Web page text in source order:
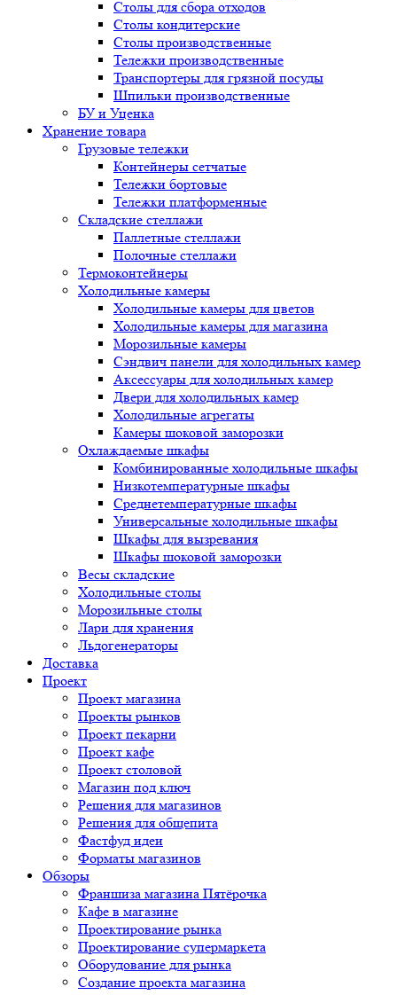
Столы для сбора отходов
Столы кондитерские
Столы производственные
Тележки производственные
Транспортеры для грязной посуды
Шпильки производственные
БУ и Уценка
Хранение товара
Грузовые тележки
Контейнеры сетчатые
Тележки бортовые
Тележки платформенные
Складские стеллажи
Паллетные стеллажи
Полочные стеллажи
Термоконтейнеры
Холодильные камеры
Холодильные камеры для цветов
Холодильные камеры для магазина
Морозильные камеры
Сэндвич панели для холодильных камер
Аксессуары для холодильных камер
Двери для холодильных камер
Холодильные агрегаты
Камеры шоковой заморозки
Охлаждаемые шкафы
Комбинированные холодильные шкафы
Низкотемпературные шкафы
Среднетемпературные шкафы
Универсальные холодильные шкафы
Шкафы для вызревания
Шкафы шоковой заморозки
Весы складские
Холодильные столы
Морозильные столы
Лари для хранения
Льдогенераторы
Доставка
Проект
Проект магазина
Проекты рынков
Проект пекарни
Проект кафе
Проект столовой
Магазин под ключ
Решения для магазинов
Решения для общепита
Фастфуд идеи
Форматы магазинов
Обзоры
Франшиза магазина Пятёрочка
Кафе в магазине
Проектирование рынка
Проектирование супермаркета
Оборудование для рынка
Создание проекта магазина